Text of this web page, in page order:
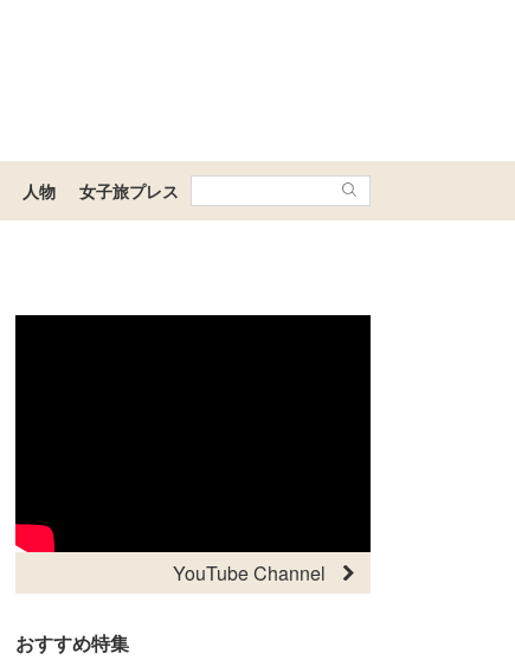
人物 女子旅プレス
YouTube Channel
おすすめ特集